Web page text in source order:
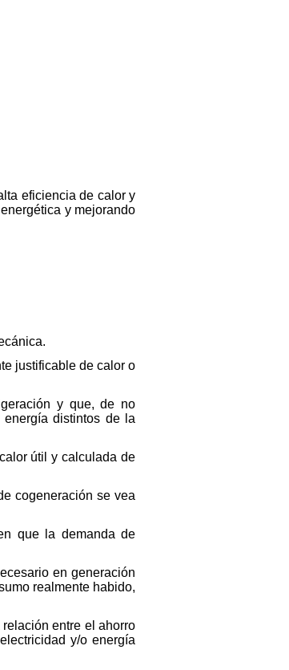
eficiencia de calor y
y mejorando
justificable de calor o
y que, de no
distintos de la
útil y calculada de
cogeneración se vea
que la demanda de
en generación
realmente habido,
entre el ahorro
y/o energía